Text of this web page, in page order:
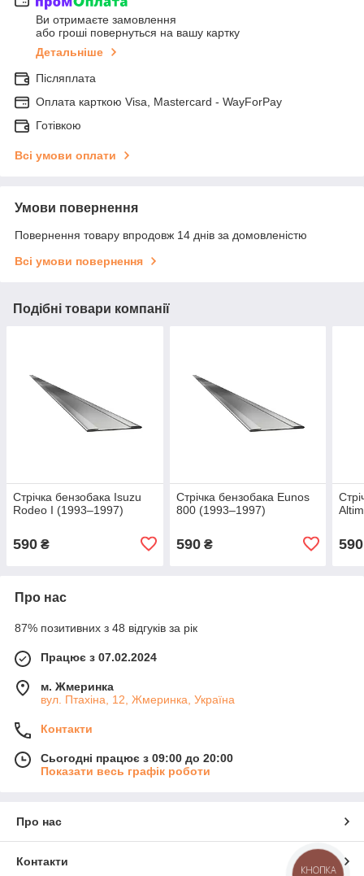
Ви отримаєте замовлення
або гроші повернуться на вашу картку
Детальніше
Післяплата
Оплата карткою Visa, Mastercard - WayForPay
Готівкою
Всі умови оплати
Умови повернення
Повернення товару впродовж 14 днів за домовленістю
Всі умови повернення
Подібні товари компанії
Стрічка бензобака Isuzu
Rodeo I (1993–1997)
590 ₴
Стрічка бензобака Eunos
800 (1993–1997)
590₴ 590
Про нас
87% позитивних з 48 відгуків за рік
Працює з 07.02.2024
м. Жмеринка
вул. Птахіна, 12, Жмеринка, Україна
Контакти
Сьогодні працює з 09:00 до 20:00
Показати весь графік роботи
Про нас
Контакти
КНОПКА